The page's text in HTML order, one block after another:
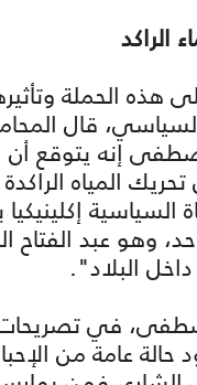
الراكد
هذه الحملة
قال
إنه يتوقع
تحريك المياه
السياسية
وهو عبد
البلاد".
في تصريحات
حالة عامة من